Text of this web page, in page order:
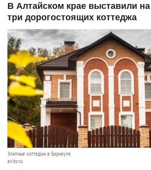
В Алтайском крае выставили
три дорогостоящих коттеджа
Элитные коттеджи в Барнауле.
avito.ru.